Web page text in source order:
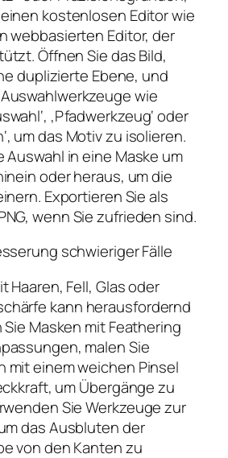
kostenlosen Editor wie
webbasierten Editor, der
Öffnen Sie das Bild,
duplizierte Ebene, und
wie
‚Pfadwerkzeug‘ oder
um das Motiv zu isolieren.
Auswahl in eine Maske um
oder heraus, um die
Exportieren Sie als
wenn Sie zufrieden sind.
schwieriger Fälle
Haaren, Fell, Glas oder
kann herausfordernd
Masken mit Feathering
malen Sie
mit einem weichen Pinsel
um Übergänge zu
Sie Werkzeuge zur
das Ausbluten der
von den Kanten zu